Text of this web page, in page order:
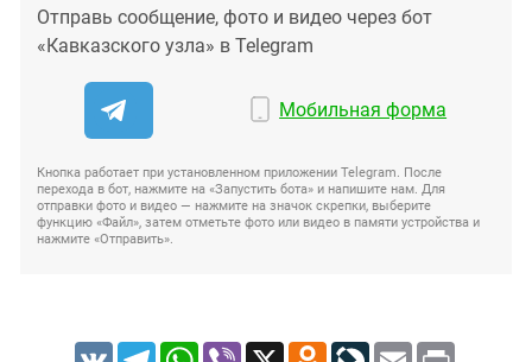
Отправь сообщение, фото и видео через бот
«Кавказского узла» в Telegram
Мобильная форма
Кнопка работает при установленном приложении Telegram. После
перехода в бот, нажмите на «Запустить бота» и напишите нам. Для
отправки фото и видео — нажмите на значок скрепки, выберите
функцию «Файл», затем отметьте фото или видео в памяти устройства и
нажмите «Отправить».
VK TelegramWhatsApp
Viber X Odnoklassniki
LiveJournal
Email Print